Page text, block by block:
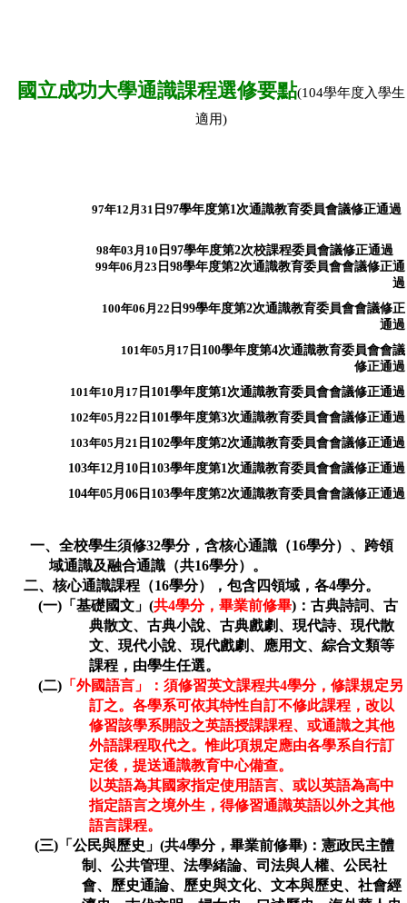
國立成功大學通識課程選修要點(104學年度入學生
適用)
97年12月31 日97學年度第1次通識教育委員會議修正通過
98年03月10 日97學年度第2次校課程委員會議修正通過
99年06月23 日98學年度第2次通識教育委員會會議修正通
過
100年06月22 日99學年度第2次通識教育委員會會議修正
通過
101年05月17 日100學年度第4次通識教育委員會會議
修正通過
101年10月17 日101學年度第1次通識教育委員會會議修正通過
102年05月22 日101學年度第3次通識教育委員會會議修正通過
103年05月21 日102學年度第2次通識教育委員會會議修正通過
103年12月10日103學年度第1次通識教育委員會會議修正通過
104年05月06日103學年度第2次通識教育委員會會議修正通過
一、全校學生須修32學分，含核心通識（16學分）、跨領
域通識及融合通識（共16學分）。
二、核心通識課程（16學分），包含四領域，各4學分。
(一)「基礎國文」(共4學分，畢業前修畢)：古典詩詞、古
典散文、古典小說、古典戲劇、現代詩、現代散
文、現代小說、現代戲劇、應用文、綜合文類等
課程，由學生任選。
(二) 「外國語言」：須修習英文課程共4學分，修課規定另
訂之。各學系可依其特性自訂不修此課程，改以
修習該學系開設之英語授課課程、或通識之其他
外語課程取代之。惟此項規定應由各學系自行訂
定後，提送通識教育中心備查。
以英語為其國家指定使用語言、或以英語為高中
指定語言之境外生，得修習通識英語以外之其他
語言課程。
(三)「公民與歷史」(共4學分，畢業前修畢)：憲政民主體
制、公共管理、法學緒論、司法與人權、公民社
會、歷史通論、歷史與文化、文本與歷史、社會經